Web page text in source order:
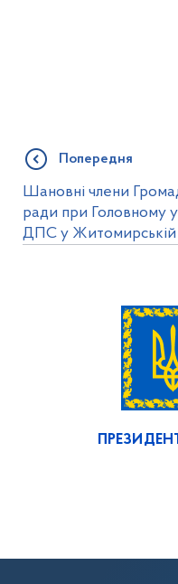
Попередня
Шановні члени
ради при Головному
ДПС у Житомирській